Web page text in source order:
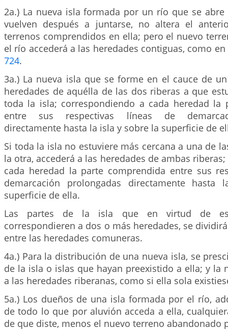
2a.) La nueva isla formada por un río que se
vuelven después a juntarse, no altera el
terrenos comprendidos en ella; pero el nuevo
el río accederá a las heredades contiguas, como
724.
3a.) La nueva isla que se forme en el cauce de
heredades de aquélla de las dos riberas a que
toda la isla; correspondiendo a cada heredad la
entre sus respectivas líneas de
directamente hasta la isla y sobre la superficie de
Si toda la isla no estuviere más cercana a una de
la otra, accederá a las heredades de ambas
cada heredad la parte comprendida entre sus
demarcación prolongadas directamente
superficie de ella.
Las partes de la isla que en virtud de
correspondieren a dos o más heredades, se
entre las heredades comuneras.
4a.) Para la distribución de una nueva isla, se
de la isla o islas que hayan preexistido a ella; y la
a las heredades riberanas, como si ella sola
5a.) Los dueños de una isla formada por el río,
de todo lo que por aluvión acceda a ella,
de que diste, menos el nuevo terreno abandonado